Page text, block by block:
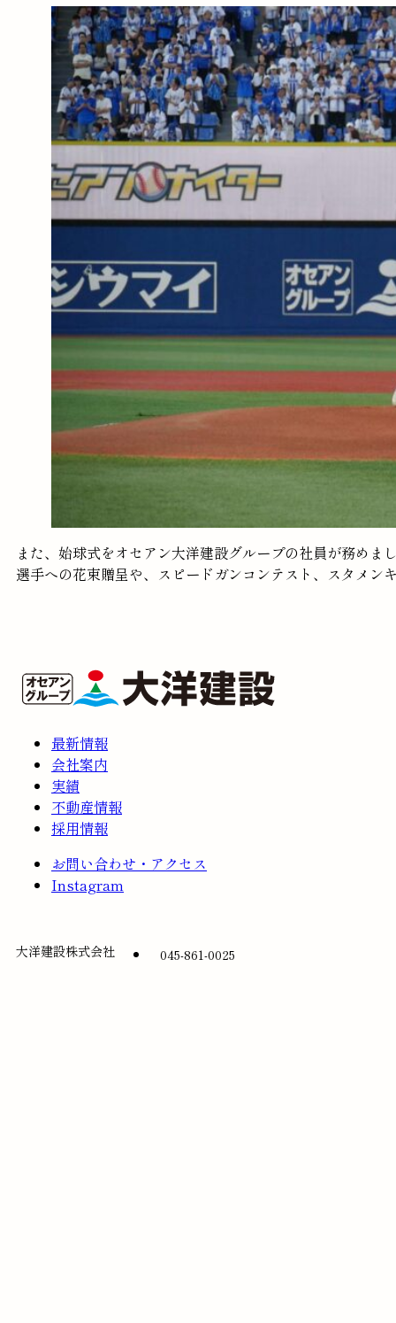
また、始球式をオセアン大洋建設グループの社員が務めま
選手への花束贈呈や、スピードガンコンテスト、スタメ
最新情報
会社案内
実績
不動産情報
採用情報
お問い合わせ・アクセス
Instagram
大洋建設株式会社 045-861-0025